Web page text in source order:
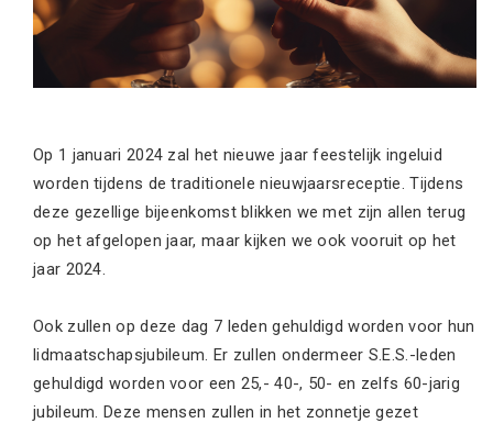
Op 1 januari 2024 zal het nieuwe jaar feestelijk ingeluid
worden tijdens de traditionele nieuwjaarsreceptie. Tijdens
deze gezellige bijeenkomst blikken we met zijn allen terug
op het afgelopen jaar, maar kijken we ook vooruit op het
jaar 2024.
Ook zullen op deze dag 7 leden gehuldigd worden voor hun
lidmaatschapsjubileum. Er zullen ondermeer S.E.S.-leden
gehuldigd worden voor een 25,- 40-, 50- en zelfs 60-jarig
jubileum. Deze mensen zullen in het zonnetje gezet